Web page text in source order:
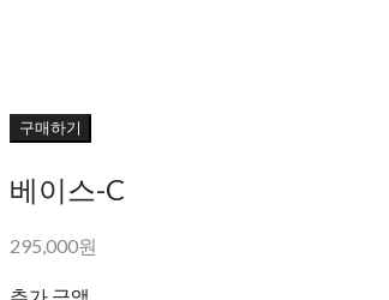
구매하기
베이스-C
295,000원